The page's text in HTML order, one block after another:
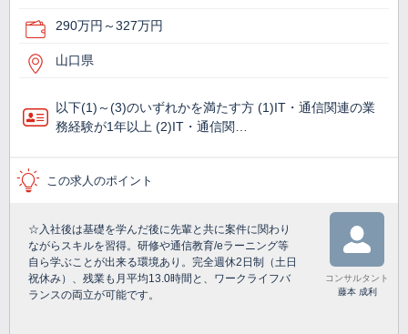
290万円～327万円
山口県
以下(1)～(3)のいずれかを満たす方 (1)IT・通信関連の業
務経験が1年以上 (2)IT・通信関…
この求人のポイント
☆入社後は基礎を学んだ後に先輩と共に案件に関わり
ながらスキルを習得。研修や通信教育/eラーニング等
自ら学ぶことが出来る環境あり。完全週休2日制（土日
祝休み）、残業も月平均13.0時間と、ワークライフバ
ランスの両立が可能です。
コンサルタント
藤本 成利